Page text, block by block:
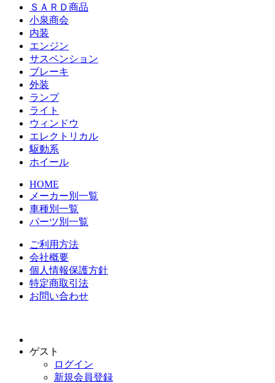
ＳＡＲＤ商品
小泉商会
内装
エンジン
サスペンション
ブレーキ
外装
ランプ
ライト
ウィンドウ
エレクトリカル
駆動系
ホイール
HOME
メーカー別一覧
車種別一覧
パーツ別一覧
ご利用方法
会社概要
個人情報保護方針
特定商取引法
お問い合わせ
ゲスト
ログイン
新規会員登録